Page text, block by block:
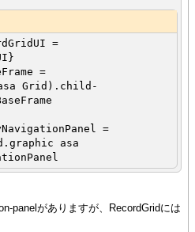
=
=
Grid).child-
=
asa
panelがありますが、RecordGridには